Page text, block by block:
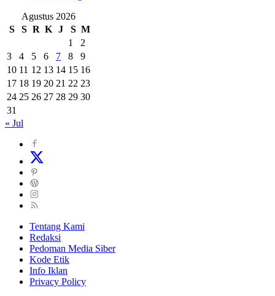
Agustus 2026
S
S R K J S M
1
2
3
4 5 6 7 8
9
10 11 12 13 14 15 16
17 18 19 20 21 22 23
24 25 26 27 28 29 30
31
« Jul
Tentang Kami
Redaksi
Pedoman Media Siber
Kode Etik
Info Iklan
Privacy Policy